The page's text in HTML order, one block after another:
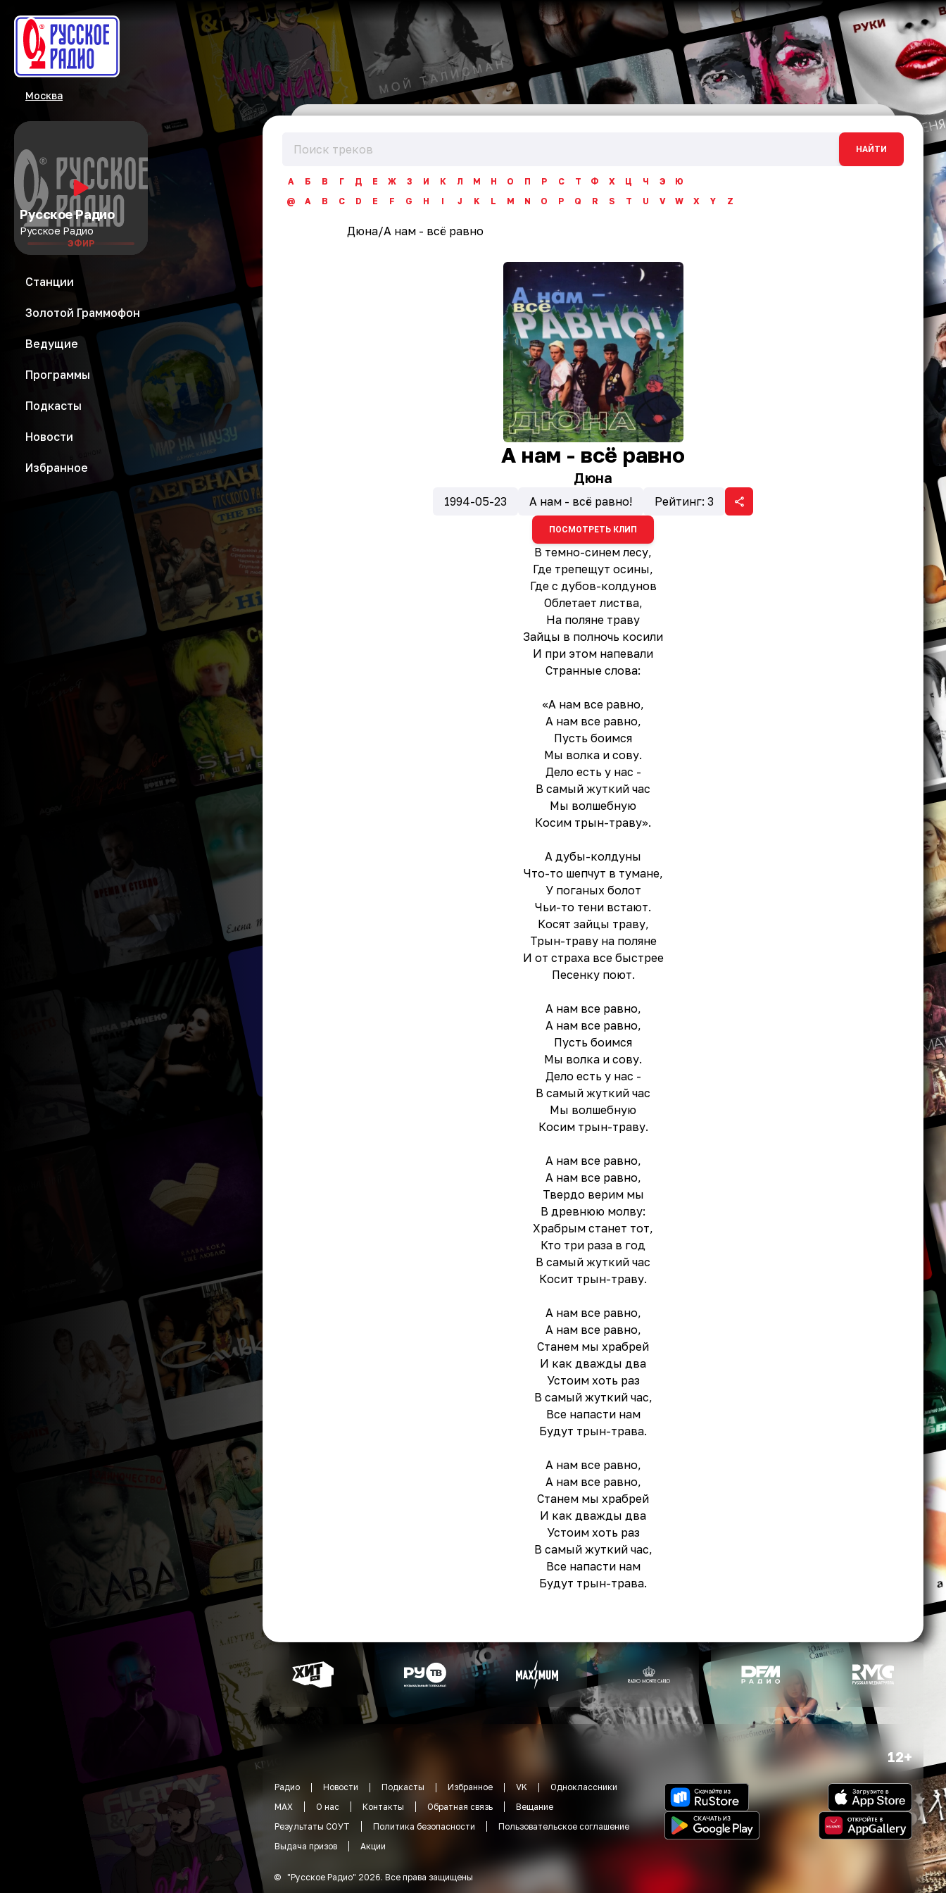
Москва
Русское Радио
Русское Радио
ЭФИР
Станции
Золотой Граммофон
Ведущие
Программы
Подкасты
Новости
Избранное
НАЙТИ
А Б В Г Д Е Ж З И К Л М Н О П Р С Т Ф Х Ц Ч Э
Ю
@
A B C D E F G H I J K L M N O P Q R S T U V W X Y Z
Дюна/А нам - всё равно
А нам - всё равно
Дюна
1994-05-23 А нам - всё равно! Рейтинг: 3
ПОСМОТРЕТЬ КЛИП
В темно-синем лесу,
Где трепещут осины,
Где с дубов-колдунов
Облетает листва,
На поляне траву
Зайцы в полночь косили
И при этом напевали
Странные слова:
«А нам все равно,
А нам все равно,
Пусть боимся
Мы волка и сову.
Дело есть у нас -
В самый жуткий час
Мы волшебную
Косим трын-траву».
А дубы-колдуны
Что-то шепчут в тумане,
У поганых болот
Чьи-то тени встают.
Косят зайцы траву,
Трын-траву на поляне
И от страха все быстрее
Песенку поют.
А нам все равно,
А нам все равно,
Пусть боимся
Мы волка и сову.
Дело есть у нас -
В самый жуткий час
Мы волшебную
Косим трын-траву.
А нам все равно,
А нам все равно,
Твердо верим мы
В древнюю молву:
Храбрым станет тот,
Кто три раза в год
В самый жуткий час
Косит трын-траву.
А нам все равно,
А нам все равно,
Станем мы храбрей
И как дважды два
Устоим хоть раз
В самый жуткий час,
Все напасти нам
Будут трын-трава.
А нам все равно,
А нам все равно,
Станем мы храбрей
И как дважды два
Устоим хоть раз
В самый жуткий час,
Все напасти нам
Будут трын-трава.
12+
Радио Новости Подкасты Избранное VK
Одноклассники
MAX
О нас Контакты Обратная связь
Вещание
Результаты СОУТ
Политика безопасности
Пользовательское соглашение
Выдача призов
Акции
© "Русское Радио" 2026. Все права защищены